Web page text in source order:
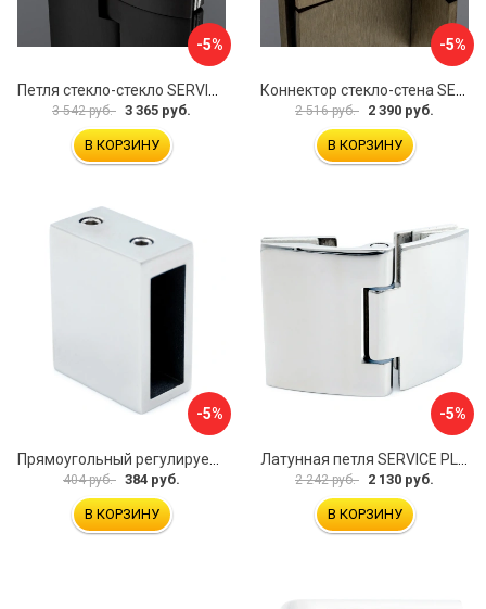
-5%
3 542 руб. 3 365 руб.
В КОРЗИНУ
-5%
2 516 руб. 2 390 руб.
В КОРЗИНУ
-5%
Прямоугольный регулируемый коннектор трек-стена SERVICE PLUS CK-106D30-PC
404 руб. 384 руб.
В КОРЗИНУ
-5%
Латунная петля SERVICE PLUS CL-905-PC
2 242 руб. 2 130 руб.
В КОРЗИНУ